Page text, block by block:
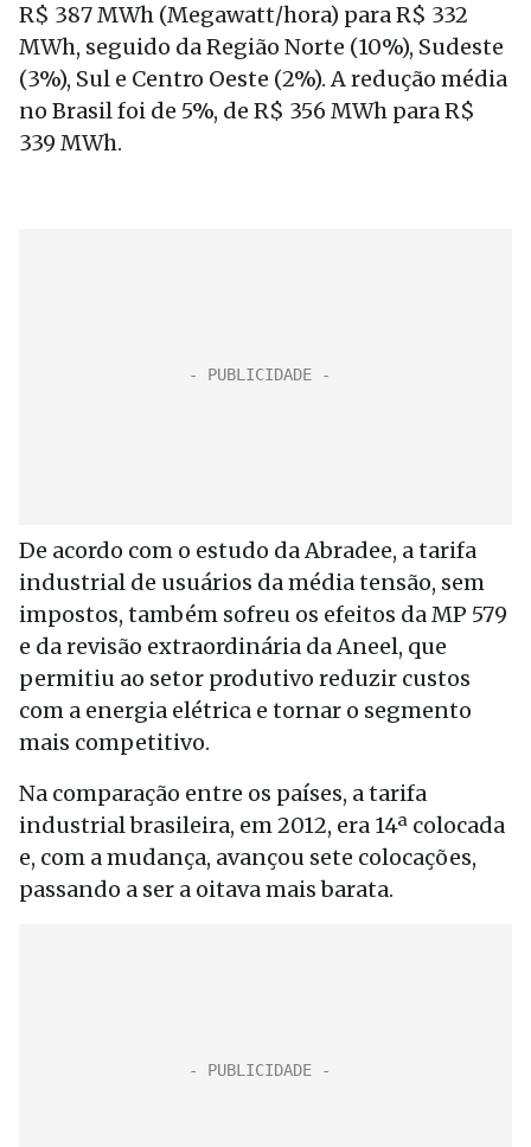
R$ 387 MWh (Megawatt/hora) para R$ 332
MWh, seguido da Região Norte (10%), Sudeste
(3%), Sul e Centro Oeste (2%). A redução média
no Brasil foi de 5%, de R$ 356 MWh para R$
339 MWh.
De acordo com o estudo da Abradee, a tarifa
industrial de usuários da média tensão, sem
impostos, também sofreu os efeitos da MP 579
e da revisão extraordinária da Aneel, que
permitiu ao setor produtivo reduzir custos
com a energia elétrica e tornar o segmento
mais competitivo.
Na comparação entre os países, a tarifa
industrial brasileira, em 2012, era 14ª colocada
e, com a mudança, avançou sete colocações,
passando a ser a oitava mais barata.